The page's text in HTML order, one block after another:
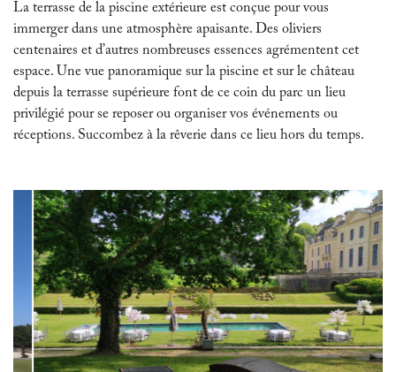
La terrasse de la piscine extérieure est conçue pour vous
immerger dans une atmosphère apaisante. Des oliviers
centenaires et d’autres nombreuses essences agrémentent cet
espace. Une vue panoramique sur la piscine et sur le château
depuis la terrasse supérieure font de ce coin du parc un lieu
privilégié pour se reposer ou organiser vos événements ou
réceptions. Succombez à la rêverie dans ce lieu hors du temps.